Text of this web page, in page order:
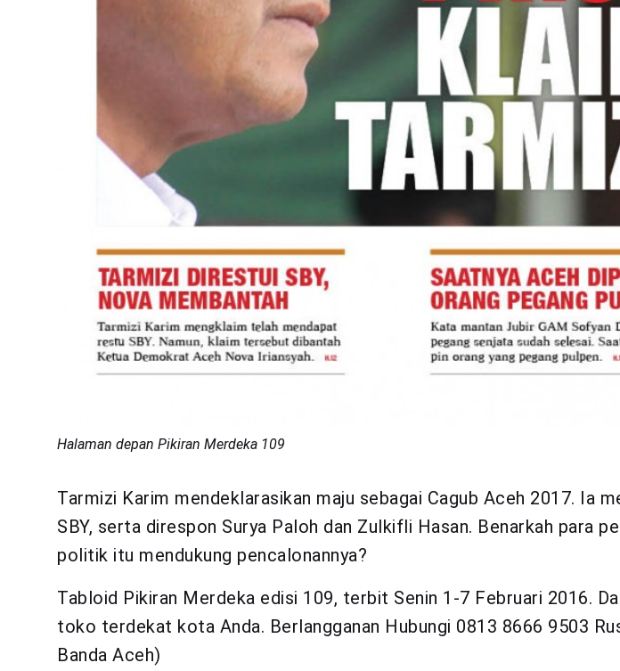
Halaman depan Pikiran Merdeka 109
Tarmizi Karim mendeklarasikan maju sebagai Cagub Aceh 2017. Ia
SBY, serta direspon Surya Paloh dan Zulkifli Hasan. Benarkah para
politik itu mendukung pencalonannya?
Tabloid Pikiran Merdeka edisi 109, terbit Senin 1-7 Februari 2016.
toko terdekat kota Anda. Berlangganan Hubungi 0813 8666 9503
Banda Aceh)